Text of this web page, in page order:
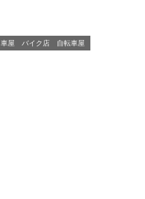
車屋 バイク店 自転車屋